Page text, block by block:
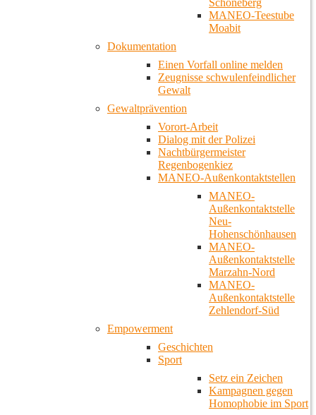
Schöneberg
MANEO-Teestube
Moabit
Dokumentation
Einen Vorfall online melden
Zeugnisse schwulenfeindlicher
Gewalt
Gewaltprävention
Vorort-Arbeit
Dialog mit der Polizei
Nachtbürgermeister
Regenbogenkiez
MANEO-Außenkontaktstellen
MANEO-
Außenkontaktstelle
Neu-
Hohenschönhausen
MANEO-
Außenkontaktstelle
Marzahn-Nord
MANEO-
Außenkontaktstelle
Zehlendorf-Süd
Empowerment
Geschichten
Sport
Setz ein Zeichen
Kampagnen gegen
Homophobie im Sport